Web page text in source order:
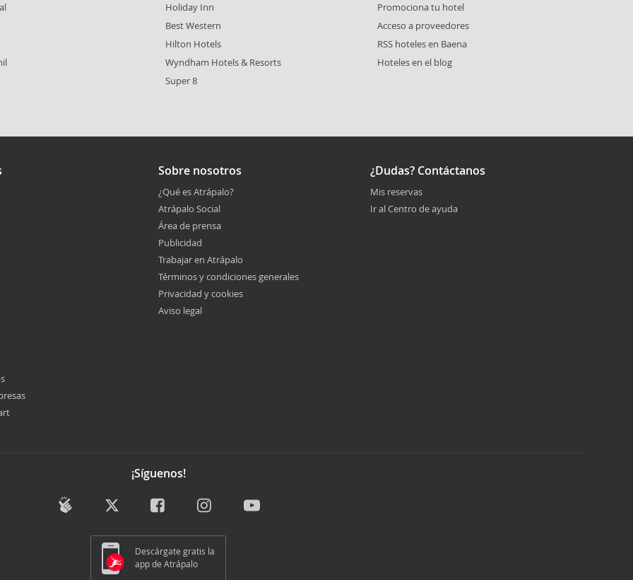
Holiday Inn
Best Western
Hilton Hotels
Wyndham Hotels & Resorts
Super 8
Promociona tu hotel
Acceso a proveedores
RSS hoteles en Baena
Hoteles en el blog
Sobre nosotros
¿Qué es Atrápalo?
Atrápalo Social
Área de prensa
Publicidad
Trabajar en Atrápalo
Términos y condiciones generales
Privacidad y cookies
Aviso legal
¿Dudas? Contáctanos
Mis reservas
Ir al Centro de ayuda
¡Síguenos!
Descárgate gratis la
app de Atrápalo